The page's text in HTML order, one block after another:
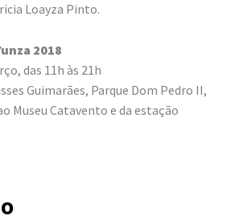
Loayza Pinto.
2018
das 11h às 21h
Guimarães, Parque Dom Pedro II,
Museu Catavento e da estação